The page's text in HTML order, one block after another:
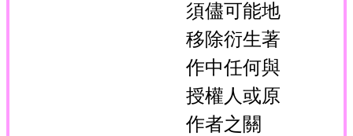
須儘可能地
移除衍生著
作中任何與
授權人或原
作者之關